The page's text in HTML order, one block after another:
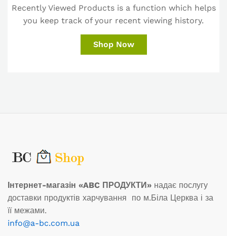
Recently Viewed Products is a function which helps
you keep track of your recent viewing history.
Shop Now
Інтернет-магазін «ABC ПРОДУКТИ» надає послугу
доставки продуктів харчування по м.Біла Церква і за
її межами.
info@a-bc.com.ua